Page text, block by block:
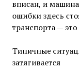
вписан, и
ошибки здесь
транспорта —
Типичные
затягивается